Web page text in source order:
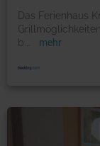
Das Ferienhaus
b
mehr